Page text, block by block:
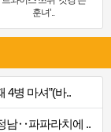
훈녀’..
4병 마셔”(바..
남‥파파라치에 ..